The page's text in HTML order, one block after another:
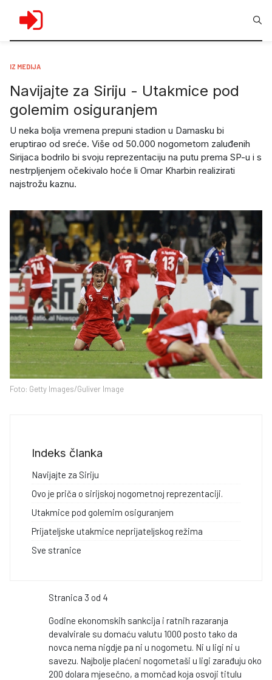
IZ MEDIJA
Navijajte za Siriju - Utakmice pod
golemim osiguranjem
U neka bolja vremena prepuni stadion u Damasku bi
eruptirao od sreće. Više od 50.000 nogometom zaluđenih
Sirijaca bodrilo bi svoju reprezentaciju na putu prema SP-u i s
nestrpljenjem očekivalo hoće li Omar Kharbin realizirati
najstrožu kaznu.
Foto: Getty Images/Guliver Image
Indeks članka
Navijajte za Siriju
Ovo je priča o sirijskoj nogometnoj reprezentaciji.
Utakmice pod golemim osiguranjem
Prijateljske utakmice neprijateljskog režima
Sve stranice
Stranica 3 od 4
Godine ekonomskih sankcija i ratnih razaranja
devalvirale su domaću valutu 1000 posto tako da
novca nema nigdje pa ni u nogometu. Ni u ligi ni u
savezu. Najbolje plaćeni nogometaši u ligi zarađuju oko
200 dolara mjesečno, a momčad koja osvoji titulu